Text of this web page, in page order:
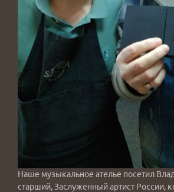
Наше музыкальное ателье посетил
старший, Заслуженный артист России,